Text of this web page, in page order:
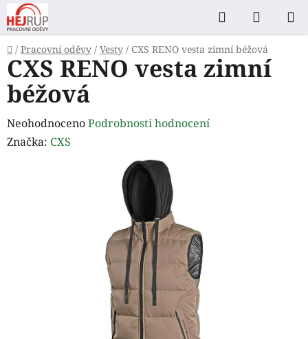
Přejít
na
obsah
Hledat
KOŠÍK
Domů
/ Pracovní oděvy / Vesty / CXS RENO vesta zimní béžová
CXS RENO vesta zimní
béžová
Průměrné
hodnocení
NeohodnocenoPodrobnosti hodnocení
Značka: CXS